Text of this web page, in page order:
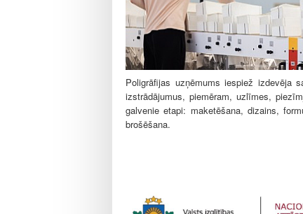
e
Poligrāfijas uzņēmums iespiež izdevēja
izstrādājumus, piemēram, uzlīmes,
galvenie etapi: maketēšana, dizains,
brošēšana.